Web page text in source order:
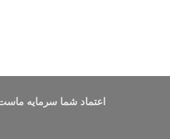
اعتماد شما سرمایه